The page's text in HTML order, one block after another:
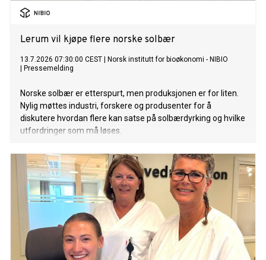
Lerum vil kjøpe flere norske solbær
13.7.2026 07:30:00 CEST
Norsk institutt for bioøkonomi - NIBIO
Pressemelding
Norske solbær er etterspurt, men produksjonen er for liten.
Nylig møttes industri, forskere og produsenter for å
diskutere hvordan flere kan satse på solbærdyrking og hvilke
utfordringer som må løses.